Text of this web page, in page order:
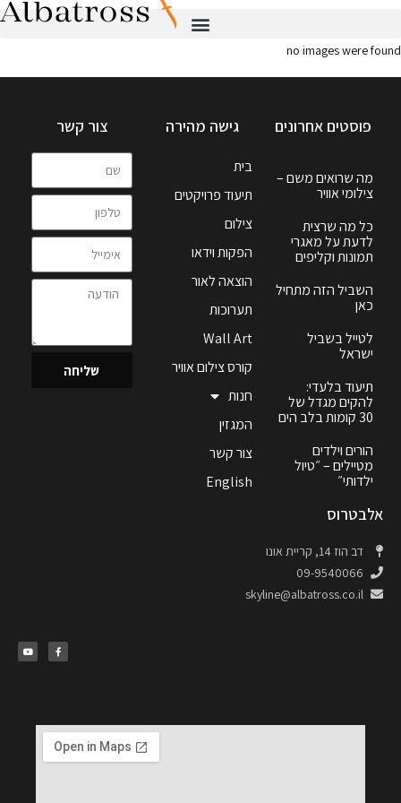
no images were found
פוסטים אחרונים
מה שרואים משם –
צילומי אוויר
כל מה שרצית
לדעת על מאגרי
תמונות וקליפים
השביל הזה מתחיל
כאן
לטייל בשביל
ישראל
תיעוד בלעדי:
להקים מגדל של
30 קומות בלב הים
הורים וילדים
מטיילים – ״טיול
ילדותי״
גישה מהירה
בית
תיעוד פרויקטים
צילום
הפקות וידאו
הוצאה לאור
תערוכות
Wall Art
קורס צילום אוויר
חנות
המגזין
צור קשר
English
צור קשר
שליחה
אלבטרוס
דב הוז 14, קריית אונו
09-9540066
skyline@albatross.co.il